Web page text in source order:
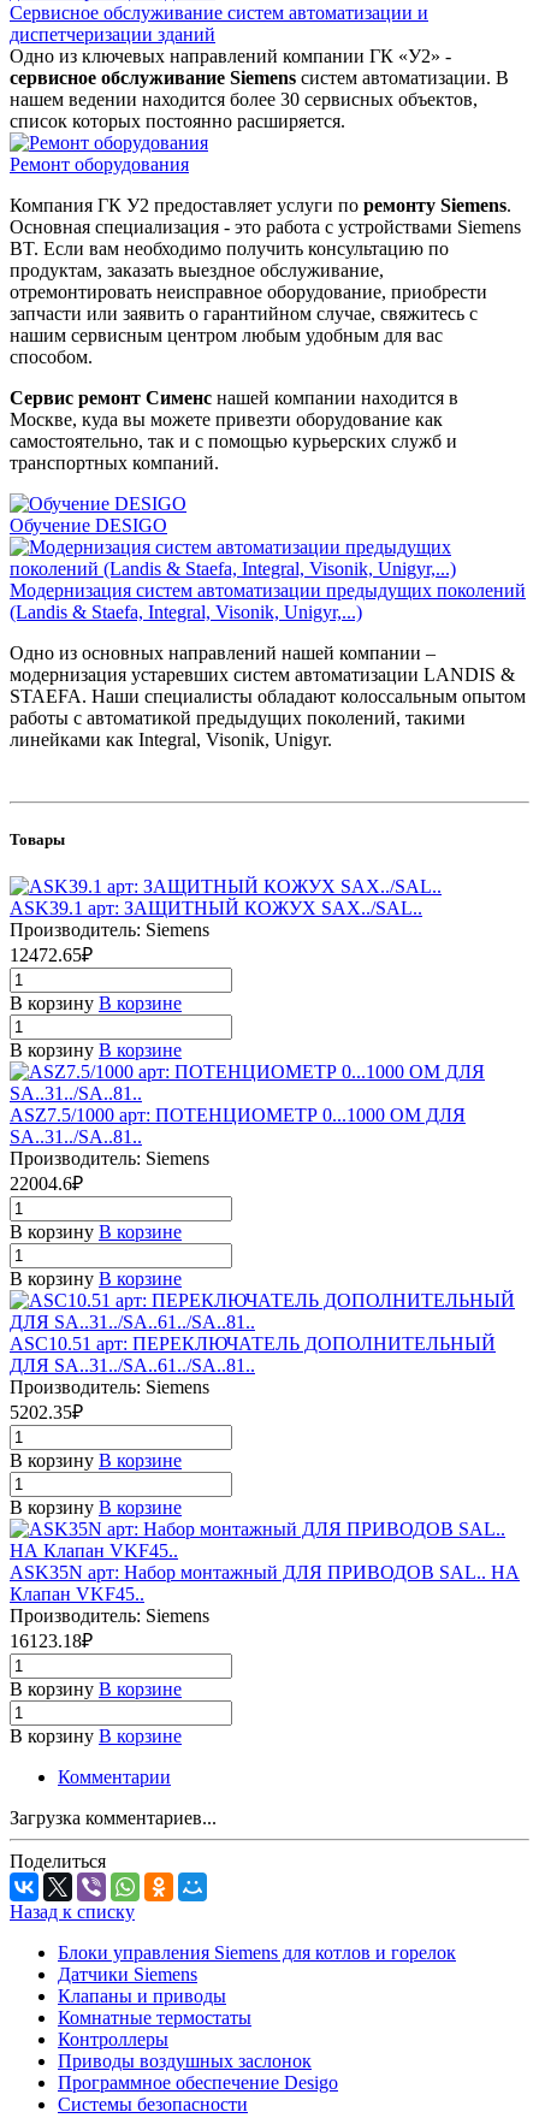
Сервисное обслуживание систем автоматизации и
диспетчеризации зданий
Одно из ключевых направлений компании ГК «У2» -
сервисное обслуживание Siemens систем автоматизации. В
нашем ведении находится более 30 сервисных объектов,
список которых постоянно расширяется.
Ремонт оборудования
Компания ГК У2 предоставляет услуги по ремонту Siemens.
Основная специализация - это работа с устройствами Siemens
BT. Если вам необходимо получить консультацию по
продуктам, заказать выездное обслуживание,
отремонтировать неисправное оборудование, приобрести
запчасти или заявить о гарантийном случае, свяжитесь с
нашим сервисным центром любым удобным для вас
способом.
Сервис ремонт Сименс нашей компании находится в
Москве, куда вы можете привезти оборудование как
самостоятельно, так и с помощью курьерских служб и
транспортных компаний.
Обучение DESIGO
Модернизация систем автоматизации предыдущих поколений
(Landis & Staefa, Integral, Visonik, Unigyr,...)
Одно из основных направлений нашей компании –
модернизация устаревших систем автоматизации LANDIS &
STAEFA. Наши специалисты обладают колоссальным опытом
работы с автоматикой предыдущих поколений, такими
линейками как Integral, Visonik, Unigyr.
Товары
ASK39.1 арт: ЗАЩИТНЫЙ КОЖУХ SAX../SAL..
Производитель: Siemens
12472.65₽
В корзину В корзине
В корзину В корзине
ASZ7.5/1000 арт: ПОТЕНЦИОМЕТР 0...1000 ОМ ДЛЯ
SA..31../SA..81..
Производитель: Siemens
22004.6₽
В корзину В корзине
В корзину В корзине
ASC10.51 арт: ПЕРЕКЛЮЧАТЕЛЬ ДОПОЛНИТЕЛЬНЫЙ
ДЛЯ SA..31../SA..61../SA..81..
Производитель: Siemens
5202.35₽
В корзину В корзине
В корзину В корзине
ASK35N арт: Набор монтажный ДЛЯ ПРИВОДОВ SAL.. НА
Клапан VKF45..
Производитель: Siemens
16123.18₽
В корзину В корзине
В корзину В корзине
Комментарии
Загрузка комментариев...
Поделиться
Назад к списку
Блоки управления Siemens для котлов и горелок
Датчики Siemens
Клапаны и приводы
Комнатные термостаты
Контроллеры
Приводы воздушных заслонок
Программное обеспечение Desigo
Системы безопасности